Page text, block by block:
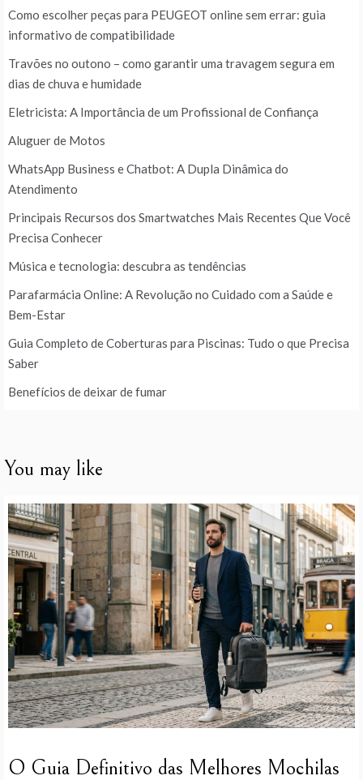
Como escolher peças para PEUGEOT online sem errar: guia
informativo de compatibilidade
Travões no outono – como garantir uma travagem segura em
dias de chuva e humidade
Eletricista: A Importância de um Profissional de Confiança
Aluguer de Motos
WhatsApp Business e Chatbot: A Dupla Dinâmica do
Atendimento
Principais Recursos dos Smartwatches Mais Recentes Que Você
Precisa Conhecer
Música e tecnologia: descubra as tendências
Parafarmácia Online: A Revolução no Cuidado com a Saúde e
Bem-Estar
Guia Completo de Coberturas para Piscinas: Tudo o que Precisa
Saber
Benefícios de deixar de fumar
You may like
O Guia Definitivo das Melhores Mochilas